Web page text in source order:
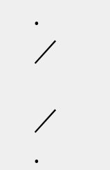
.